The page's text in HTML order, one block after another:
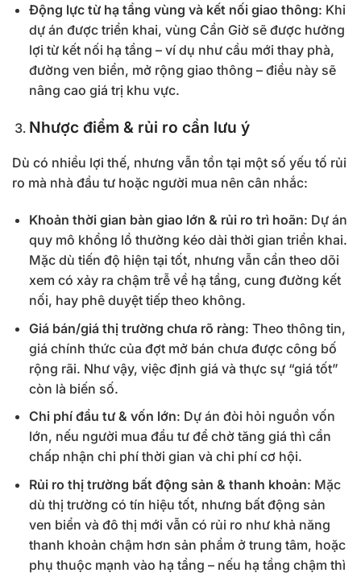
Động lực từ hạ tầng vùng và kết nối giao thông: Khi
dự án được triển khai, vùng Cần Giờ sẽ được hưởng
lợi từ kết nối hạ tầng – ví dụ như cầu mới thay phà,
đường ven biển, mở rộng giao thông – điều này sẽ
nâng cao giá trị khu vực.
Nhược điểm & rủi ro cần lưu ý
Dù có nhiều lợi thế, nhưng vẫn tồn tại một số yếu tố rủi
ro mà nhà đầu tư hoặc người mua nên cân nhắc:
Khoản thời gian bàn giao lớn & rủi ro trì hoãn: Dự án
quy mô khổng lồ thường kéo dài thời gian triển khai.
Mặc dù tiến độ hiện tại tốt, nhưng vẫn cần theo dõi
xem có xảy ra chậm trễ về hạ tầng, cung đường kết
nối, hay phê duyệt tiếp theo không.
Giá bán/giá thị trường chưa rõ ràng: Theo thông tin,
giá chính thức của đợt mở bán chưa được công bố
rộng rãi. Như vậy, việc định giá và thực sự “giá tốt”
còn là biến số.
Chi phí đầu tư & vốn lớn: Dự án đòi hỏi nguồn vốn
lớn, nếu người mua đầu tư để chờ tăng giá thì cần
chấp nhận chi phí thời gian và chi phí cơ hội.
Rủi ro thị trường bất động sản & thanh khoản: Mặc
dù thị trường có tín hiệu tốt, nhưng bất động sản
ven biển và đô thị mới vẫn có rủi ro như khả năng
thanh khoản chậm hơn sản phẩm ở trung tâm, hoặc
phụ thuộc mạnh vào hạ tầng – nếu hạ tầng chậm thì